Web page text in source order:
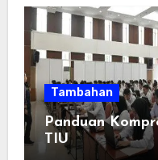
Tambahan
Panduan
TIU